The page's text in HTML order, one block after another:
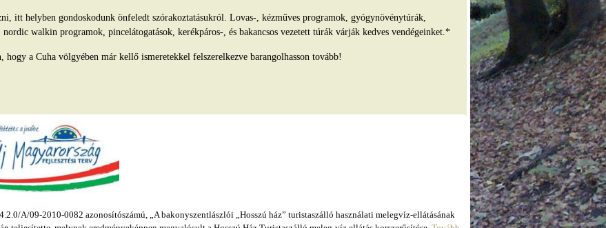
itt helyben gondoskodunk önfeledt szórakoztatásukról. Lovas-, kézműves programok, gyógynövénytúrák,
walkin programok, pincelátogatások, kerékpáros-, és bakancsos vezetett túrák várják kedves vendégeinket.*
a Cuha völgyében már kellő ismeretekkel felszerelkezve barangolhasson tovább!
A/09-2010-0082 azonosítószámú, „A bakonyszentlászlói „Hosszú ház” turistaszálló használati melegvíz-ellátásának